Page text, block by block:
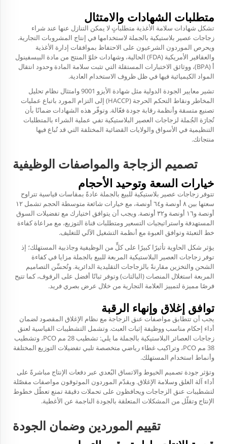
متطلبات الشهادات والامتثال
تشكل شهادات سلامة الأغذية متطلباتٍ لا يمكن التنازل عنها عند شراء
زجاجات عصير بلاستيكية بالجملة لاستخدامها في إنتاج المشروبات التجارية.
ويحرص الموردون الشرعيون على الاحتفاظ بموافقات إدارة الأغذية
والعقاقير الأمريكية (FDA) الحالية، وشهادات خلوّ المنتج من مادة البيسفينول
أ (BPA)، ووثائق الاختبارات المستقلة التي تثبت سلامة المادة وحدود انتقال
المواد الكيميائية فيها في ظل ظروف الاستخدام العادية.
تشير معايير الجودة الدولية مثل شهادة الأيزو 9001 وامتثال نظام تحليل
المخاطر ونقاط التحكم الحرجة (HACCP) إلى التزام المورد باتباع عمليات
تصنيع متسقة وأنظمة رقابة جودة فعّالة. وتوفّر هذه الشهادات ضمانًا بأن
تُجارَة الجُملة لزجاجات العصير البلاستيكية تفي عملية الشراء بالمتطلبات
التنظيمية في الأسواق والولايات القضائية المختلفة التي قد تُباع فيها
منتجاتك.
تصميم الزجاجة والمواصفات الوظيفية
خيارات السعة وتوحيد الأحجام
تتوفر زجاجات عصير بلاستيكية للبيع بالجملة عادةً بمقاسات قياسية تتراوح
سعتها بين ٨ أونصة و٦٤ أونصة، مع خيارات شائعة متوسطة الحجم تشمل ١٢
أونصة و١٦ أونصة و٣٢ أونصة. ويجب أن يتوافق اختيارك مع تفضيلات السوق
المستهدفة واستراتيجيات التسعير ومتطلبات قناة التوزيع، مع مراعاة كفاءة
خط التعبئة وتوافق العبوة مع أنظمة التشغيل الآلي للتغليف.
يؤثر شكل الحاوية تأثيرًا كبيرًا على كلٍّ من الوظيفية وجاذبية المستهلك؛ إذ
توفر زجاجات العصير البلاستيكية المربعة للبيع بالجملة مزايا في كفاءة
الشحن والتخزين مقارنةً بالزجاجات التقليدية الدائرية. وتُحسِّن التصاميم
المربعة استغلال المنصات (البالتات) وتوفر ثباتًا أفضل على الرفوف، كما تتيح
فرصًا مميزة لتمييز العلامة التجارية من خلال عرض بصري فريد.
توافق إغلاق وإنهاء الرقبة
يجب أن تتطابق مواصفات عنق الزجاجة مع نظام الإغلاق المقصود لضمان
أداء إحكام مناسب ووظيفة إثبات العبث. وتشمل التشطيبات القياسية لعنق
زجاجات العصائر البلاستيكية بالجملة ما يلي: تشطيب 28 مم PCO، وتشطيب
38 مم PCO، وتراكيب غطاء رياضي متخصصة تلبي تفضيلات التوزيع المختلفة
وأنماط استخدام المستهلك.
وتؤثر جودة تصميم الخيوط والاتساق البُعدي عبر دفعات الإنتاج مباشرةً على
أداء آلة الغلق وسلامة الإغلاق. ويقدّم الموردون الموثوقون مواصفات مفصّلة
لتشطيبات عنق الزجاجات ويحافظون على تحملات دقيقة تمنع تعطّل خطوط
الإنتاج وتقلّل من المشكلات المتعلقة بالجودة الناجمة عن الأغطية.
تقييم الموردين وضمان الجودة